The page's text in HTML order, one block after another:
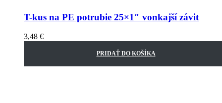
T-kus na PE potrubie 25×1″ vonkajší závit
3,48 €
PRIDAŤ DO KOŠÍKA